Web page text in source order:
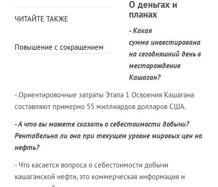
ЧИТАЙТЕ ТАКЖЕ
Повышение с сокращением
О деньгах и
планах
- Какая
сумма инвестирована
на сегодняшний день в
месторождение
Кашаган?
- Ориентировочные затраты Этапа 1 Освоения Кашагана
составляют примерно 55 миллиардов долларов США.
- А что вы можете сказать о себестоимости добычи?
Рентабельна ли она при текущем уровне мировых цен на
нефть?
- Что касается вопроса о себестоимости добычи
кашаганской нефти, это коммерческая информация и